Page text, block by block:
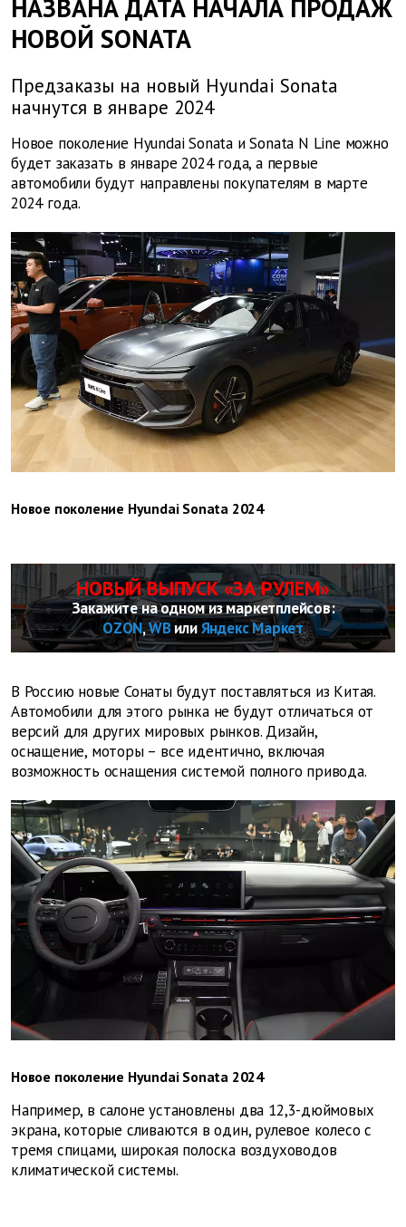
НАЗВАНА ДАТА НАЧАЛА ПРОДАЖ
НОВОЙ SONATA
Предзаказы на новый Hyundai Sonata
начнутся в январе 2024
Новое поколение Hyundai Sonata и Sonata N Line можно
будет заказать в январе 2024 года, а первые
автомобили будут направлены покупателям в марте
2024 года.
Новое поколение Hyundai Sonata 2024
НОВЫЙ ВЫПУСК «ЗА РУЛЕМ»
Закажите на одном из маркетплейсов:
OZON,WBилиЯндекс Маркет
В Россию новые Сонаты будут поставляться из Китая.
Автомобили для этого рынка не будут отличаться от
версий для других мировых рынков. Дизайн,
оснащение, моторы – все идентично, включая
возможность оснащения системой полного привода.
Новое поколение Hyundai Sonata 2024
Например, в салоне установлены два 12,3-дюймовых
экрана, которые сливаются в один, рулевое колесо с
тремя спицами, широкая полоска воздуховодов
климатической системы.